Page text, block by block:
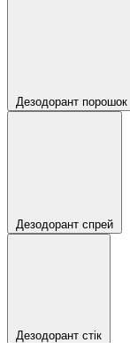
Дезодорант порошок
Дезодорант спрей
Дезодорант стік